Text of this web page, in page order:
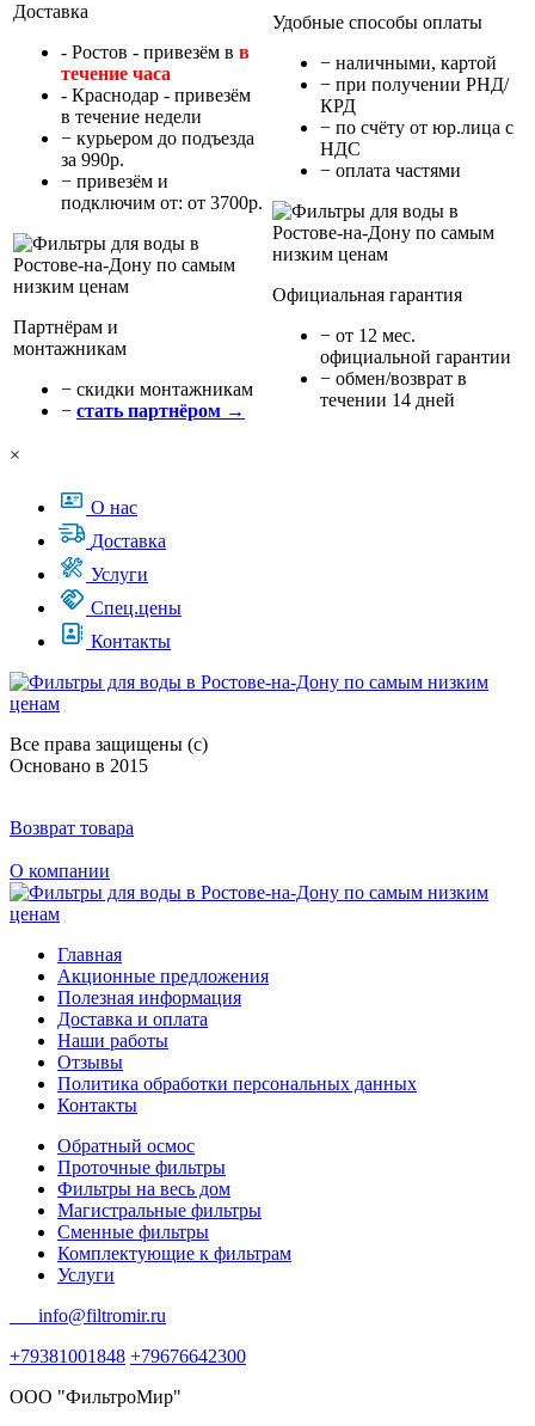
Доставка
- Ростов - привезём в в
течение часа
- Краснодар - привезём
в течение недели
− курьером до подъезда
за 990р.
− привезём и
подключим от: от 3700р.
Партнёрам и
монтажникам
− cкидки монтажникам
− стать партнёром →
Удобные способы оплаты
− наличными, картой
− при получении РНД/
КРД
− по счёту от юр.лица с
НДС
− оплата частями
Официальная гарантия
− от 12 мес.
официальной гарантии
− обмен/возврат в
течении 14 дней
×
О нас
Доставка
Услуги
Спец.цены
Контакты
Все права защищены (с)
Основано в 2015
Возврат товара
О компании
Главная
Акционные предложения
Полезная информация
Доставка и оплата
Наши работы
Отзывы
Политика обработки персональных данных
Контакты
Обратный осмос
Проточные фильтры
Фильтры на весь дом
Магистральные фильтры
Сменные фильтры
Комплектующие к фильтрам
Услуги
info@filtromir.ru
+79381001848 +79676642300
ООО "ФильтроМир"